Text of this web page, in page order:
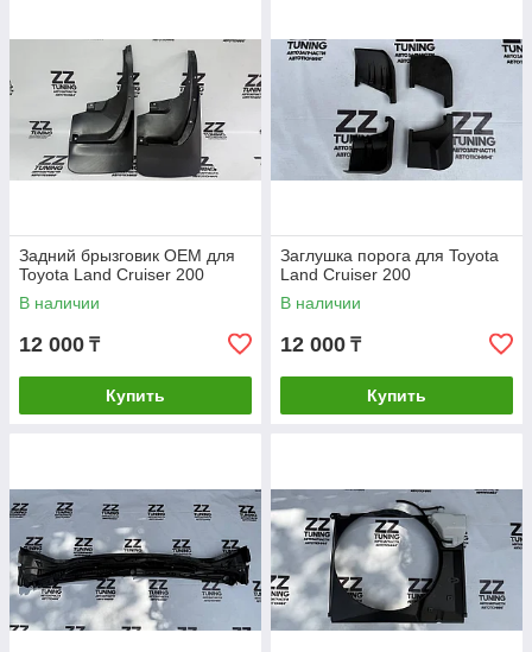
Задний брызговик OEM для
Toyota Land Cruiser 200
В наличии
12 000 ₸
Купить
Заглушка порога для Toyota
Land Cruiser 200
В наличии
12 000 ₸
Купить